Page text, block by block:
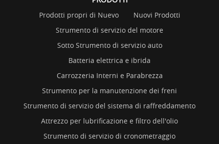
Prodotti propri di Nuevo
Nuovi Prodotti
Strumento di servizio del motore
Sotto Strumento di servizio auto
Batteria elettrica e ibrida
Carrozzeria Interni e Parabrezza
Strumento per la manutenzione dei freni
Strumento di servizio del sistema di raffreddamento
Attrezzo per lubrificazione e filtro dell'olio
Strumento di servizio di cronometraggio